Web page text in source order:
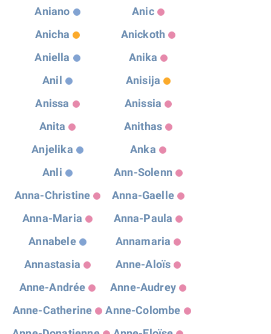
Aniano
Anic
Anicha
Anickoth
Aniella
Anika
Anil
Anisija
Anissa
Anissia
Anita
Anithas
Anjelika
Anka
Anli
Ann-Solenn
Anna-Christine
Anna-Gaelle
Anna-Maria
Anna-Paula
Annabele
Annamaria
Annastasia
Anne-Aloïs
Anne-Andrée
Anne-Audrey
Anne-Catherine
Anne-Colombe